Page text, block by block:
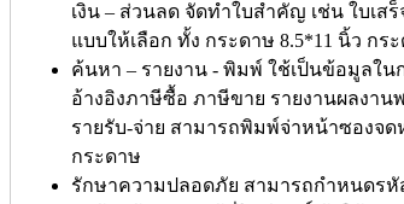
เงิน – ส่วนลด จัดทำใบสำคัญ เช่น ใบเ
แบบให้เลือก ทั้ง กระดาษ 8.5*11 นิ้ว กร
ค้นหา – รายงาน - พิมพ์ ใช้เป็นข้อมูลใน
อ้างอิงภาษีซื้อ ภาษีขาย รายงานผลงา
รายรับ-จ่าย สามารถพิมพ์จ่าหน้าซองจ
กระดาษ
รักษาความปลอดภัย สามารถกำหนดรหั